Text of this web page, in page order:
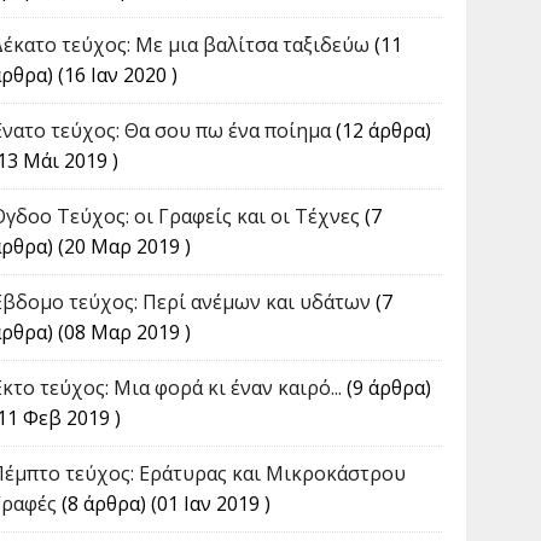
τεύχος: Με μια βαλίτσα ταξιδεύω (11
(16 Ιαν 2020 )
τεύχος: Θα σου πω ένα ποίημα(12 άρθρα)
Μάι 2019 )
Τεύχος: οι Γραφείς και οι Τέχνες (7
(20 Μαρ 2019 )
τεύχος: Περί ανέμων και υδάτων (7
(08 Μαρ 2019 )
τεύχος: Μια φορά κι έναν καιρό... (9 άρθρα)
Φεβ 2019 )
τεύχος: Εράτυρας και Μικροκάστρου
(8 άρθρα) (01 Ιαν 2019 )